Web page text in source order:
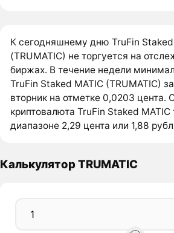
К сегодняшнему дню TruFin Staked
(TRUMATIC) не торгуется на
биржах. В течение недели
TruFin Staked MATIC (TRUMATIC)
вторник на отметке 0,0203 цента.
криптовалюта TruFin Staked MATIC
диапазоне 2,29 цента или 1,88
Калькулятор TRUMATIC